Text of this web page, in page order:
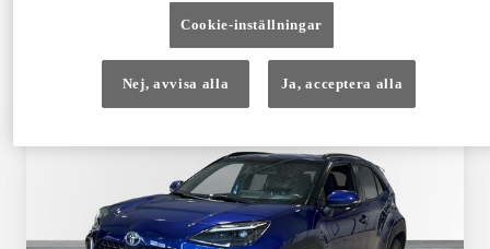
12 månaders vägassistans
Cookie-inställningar
Nej, avvisa alla Ja, acceptera alla